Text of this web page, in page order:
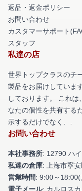
返品・返金ポリシー
お問い合わせ
カスタマーサポート
スタッフ
私達の店
世界トップクラスのチ
製品をお届けしていま
しております。 これ
なたの個性を共有する
示するだけでなく、.
お問い合わせ
本社事務所: 12790 ハ
私達の倉庫: 上海市寧
営業時間: 9:00～18:00(
電子メール: カルロス